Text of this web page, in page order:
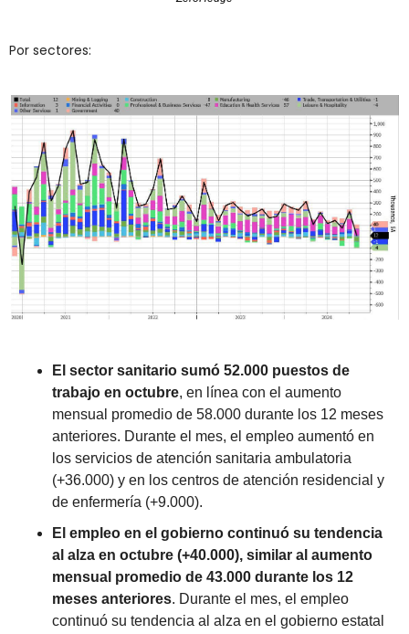
Por sectores:
El sector sanitario sumó 52.000 puestos de
trabajo en octubre, en línea con el aumento
mensual promedio de 58.000 durante los 12 meses
anteriores. Durante el mes, el empleo aumentó en
los servicios de atención sanitaria ambulatoria
(+36.000) y en los centros de atención residencial y
de enfermería (+9.000).
El empleo en el gobierno continuó su tendencia
al alza en octubre (+40.000), similar al aumento
mensual promedio de 43.000 durante los 12
meses anteriores. Durante el mes, el empleo
continuó su tendencia al alza en el gobierno estatal